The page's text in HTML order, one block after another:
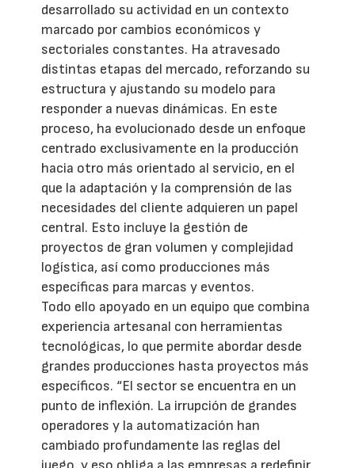
desarrollado su actividad en un contexto
marcado por cambios económicos y
sectoriales constantes. Ha atravesado
distintas etapas del mercado, reforzando su
estructura y ajustando su modelo para
responder a nuevas dinámicas. En este
proceso, ha evolucionado desde un enfoque
centrado exclusivamente en la producción
hacia otro más orientado al servicio, en el
que la adaptación y la comprensión de las
necesidades del cliente adquieren un papel
central. Esto incluye la gestión de
proyectos de gran volumen y complejidad
logística, así como producciones más
específicas para marcas y eventos.
Todo ello apoyado en un equipo que combina
experiencia artesanal con herramientas
tecnológicas, lo que permite abordar desde
grandes producciones hasta proyectos más
específicos. “El sector se encuentra en un
punto de inflexión. La irrupción de grandes
operadores y la automatización han
cambiado profundamente las reglas del